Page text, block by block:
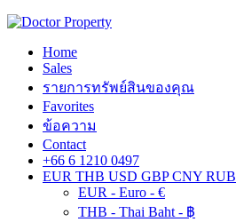
Home
Sales
รายการทรัพย์สินของคุณ
Favorites
ข้อความ
Contact
+66 6 1210 0497
EUR THB USD GBP CNY RUB
EUR - Euro - €
THB - Thai Baht - ฿